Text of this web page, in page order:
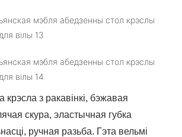
крэсла з ракавінкі, бэжавая
скура, эластычная губка
ручная разьба. Гэта вельмі